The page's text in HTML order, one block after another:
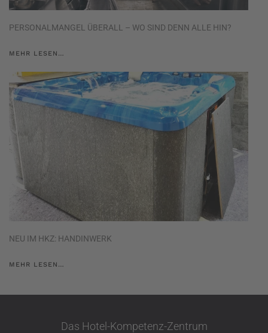
PERSONALMANGEL ÜBERALL – WO SIND DENN ALLE HIN?
MEHR LESEN…
NEU IM HKZ: HANDINWERK
MEHR LESEN…
Das Hotel-Kompetenz-Zentrum